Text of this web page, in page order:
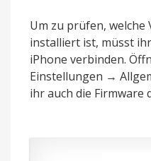
Um zu prüfen, welche
installiert ist, müsst
iPhone verbinden.
Einstellungen →
ihr auch die Firmware